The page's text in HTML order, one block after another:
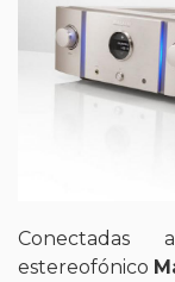
Conectadas
estereofónico